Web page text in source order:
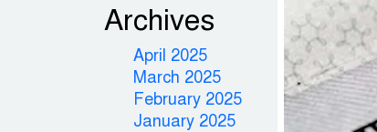
Archives
April 2025
March 2025
February 2025
January 2025